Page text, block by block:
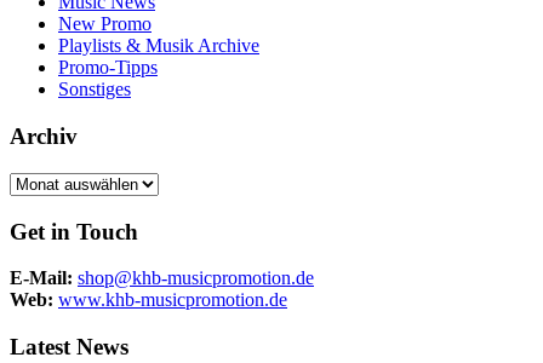
New Promo
Playlists & Musik Archive
Promo-Tipps
Sonstiges
Archiv
Archiv
Get in Touch
E-Mail: shop@khb-musicpromotion.de
Web: www.khb-musicpromotion.de
Latest News